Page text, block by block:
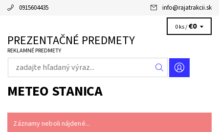
0915604435 info@rajatrakcii.sk
PREZENTAČNÉ PREDMETY
REKLAMNÉ PREDMETY
0 ks /€0
METEO STANICA
Záznamy neboli nájdené...